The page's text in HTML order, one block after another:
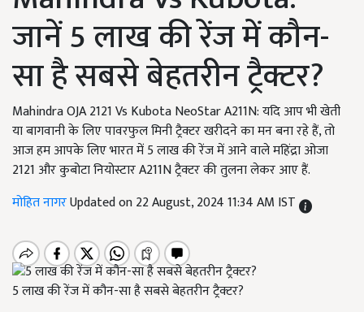
जानें 5 लाख की रेंज में कौन-
सा है सबसे बेहतरीन ट्रैक्टर?
Mahindra OJA 2121 Vs Kubota NeoStar A211N: यदि आप भी खेती
या बागवानी के लिए पावरफुल मिनी ट्रैक्टर खरीदने का मन बना रहे हैं, तो
आज हम आपके लिए भारत में 5 लाख की रेंज में आने वाले महिंद्रा ओजा
2121 और कुबोटा नियोस्टार A211N ट्रैक्टर की तुलना लेकर आए हैं.
मोहित नागरUpdated on 22 August, 2024 11:34 AM IST
5 लाख की रेंज में कौन-सा है सबसे बेहतरीन ट्रैक्टर?